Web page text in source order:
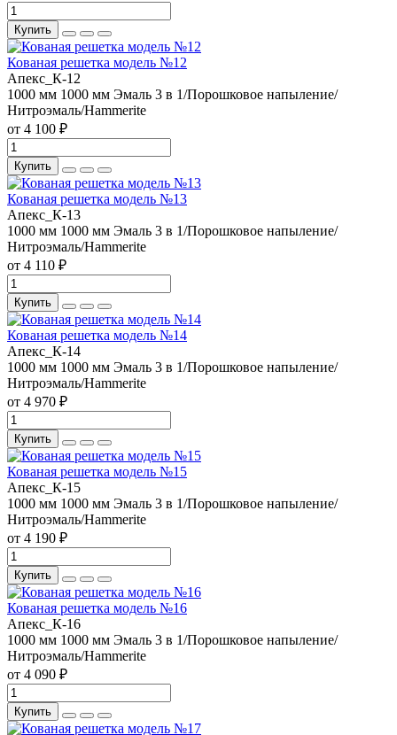
Купить
Кованая решетка модель №12
Апекс_К-12
1000 мм 1000 мм Эмаль 3 в 1/Порошковое напыление/
Нитроэмаль/Hammerite
от 4 100 ₽
Купить
Кованая решетка модель №13
Апекс_К-13
1000 мм 1000 мм Эмаль 3 в 1/Порошковое напыление/
Нитроэмаль/Hammerite
от 4 110 ₽
Купить
Кованая решетка модель №14
Апекс_К-14
1000 мм 1000 мм Эмаль 3 в 1/Порошковое напыление/
Нитроэмаль/Hammerite
от 4 970 ₽
Купить
Кованая решетка модель №15
Апекс_К-15
1000 мм 1000 мм Эмаль 3 в 1/Порошковое напыление/
Нитроэмаль/Hammerite
от 4 190 ₽
Купить
Кованая решетка модель №16
Апекс_К-16
1000 мм 1000 мм Эмаль 3 в 1/Порошковое напыление/
Нитроэмаль/Hammerite
от 4 090 ₽
Купить